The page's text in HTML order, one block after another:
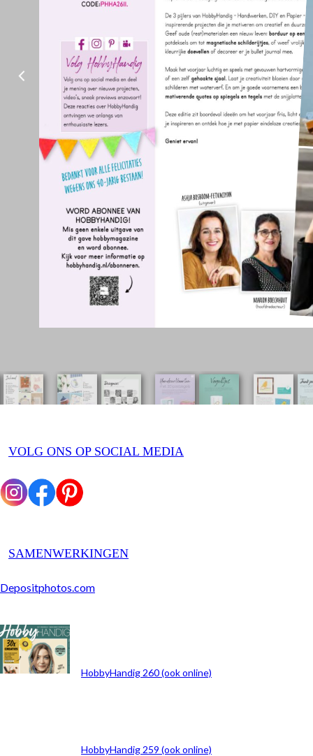
VOLG ONS OP SOCIAL MEDIA
SAMENWERKINGEN
Depositphotos.com
ARCHIEF
HobbyHandig 260 (ook online)
HobbyHandig 259 (ook online)